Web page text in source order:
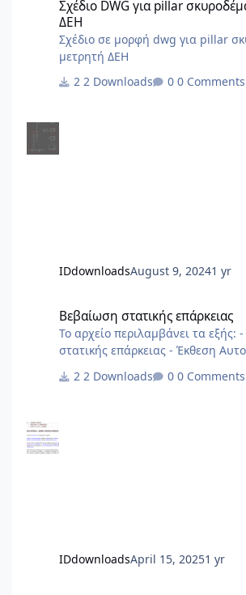
Σχέδιο DWG για pillar
ΔΕΗ
Σχέδιο σε μορφή dwg για pillar
μετρητή ΔΕΗ
2 Downloads
0 Comments
IDdownloadsAugust 9, 20241 yr
Βεβαίωση στατικής επάρκειας
Το αρχείο περιλαμβάνει τα εξής: - Βεβαίωση
στατικής επάρκειας - Έκθεση Αυτοψίας - Δήλωση
2 Downloads 0 Comments
IDdownloadsApril 15, 20251 yr